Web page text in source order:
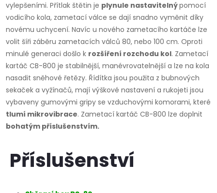
vylepšeními. Přítlak štětin je plynule nastavitelnýpomocí
vodicího kola, zametací válce se dají snadno vyměnit díky
novému uchycení. Navíc u nového zametacího kartáče lze
volit šíři záběru zametacích válců 80, nebo 100 cm. Oproti
minulé generaci došlo k rozšíření rozchodu kol. Zametací
kartáč CB-800 je stabilnější, manévrovatelnější a lze na kola
nasadit sněhové řetězy. Řídítka jsou použita z bubnových
sekaček a vyžínačů, mají výškové nastavení a rukojeti jsou
vybaveny gumovými gripy se vzduchovými komorami, které
tlumí mikrovibrace. Zametací kartáč CB-800 lze doplnit
bohatým příslušenstvím.
Příslušenství